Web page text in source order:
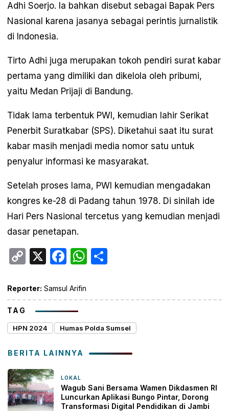
Adhi Soerjo. Ia bahkan disebut sebagai Bapak Pers
Nasional karena jasanya sebagai perintis jurnalistik
di Indonesia.
Tirto Adhi juga merupakan tokoh pendiri surat kabar
pertama yang dimiliki dan dikelola oleh pribumi,
yaitu Medan Prijaji di Bandung.
Tidak lama terbentuk PWI, kemudian lahir Serikat
Penerbit Suratkabar (SPS). Diketahui saat itu surat
kabar masih menjadi media nomor satu untuk
penyalur informasi ke masyarakat.
Setelah proses lama, PWI kemudian mengadakan
kongres ke-28 di Padang tahun 1978. Di sinilah ide
Hari Pers Nasional tercetus yang kemudian menjadi
dasar penetapan.
Copy
X Facebook
WhatsApp
Reporter: Samsul Arifin
TAG
HPN 2024 Humas Polda Sumsel
BERITA LAINNYA
LOKAL
Wagub Sani Bersama Wamen Dikdasmen RI
Luncurkan Aplikasi Bungo Pintar, Dorong
Transformasi Digital Pendidikan di Jambi